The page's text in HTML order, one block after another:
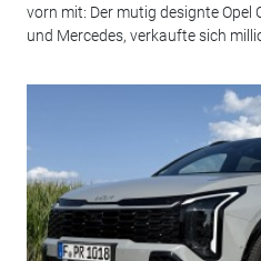
vorn mit: Der mutig designte Opel
und Mercedes, verkaufte sich